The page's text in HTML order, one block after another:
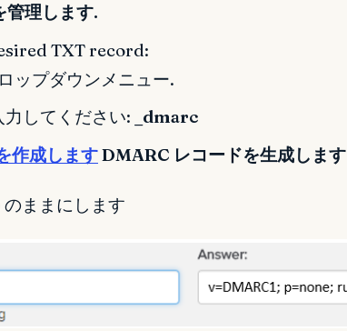
管理します.
TXT record:
ップダウンメニュー.
してください:
_dmarc
作成しますDMARC レコードを生成します
ままにします